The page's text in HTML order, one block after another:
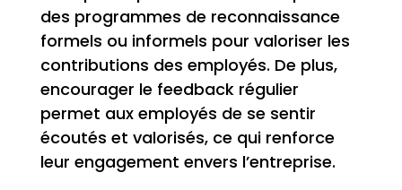
des programmes de reconnaissance
formels ou informels pour valoriser les
contributions des employés. De plus,
encourager le feedback régulier
permet aux employés de se sentir
écoutés et valorisés, ce qui renforce
leur engagement envers l’entreprise.